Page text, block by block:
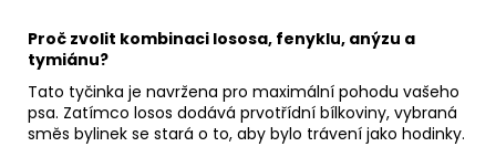
Proč zvolit kombinaci lososa, fenyklu, anýzu a
tymiánu?
Tato tyčinka je navržena pro maximální pohodu vašeho
psa. Zatímco losos dodává prvotřídní bílkoviny, vybraná
směs bylinek se stará o to, aby bylo trávení jako hodinky.